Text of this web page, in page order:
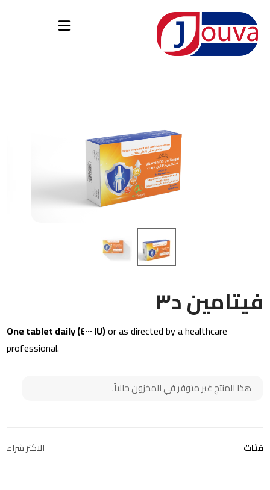
فيتامين د٣
One tablet daily (٤٠٠٠ IU)or as directed by a healthcare
professional.
هذا المنتج غير متوفر في المخزون حالياً.
فئات الاكثر شراء